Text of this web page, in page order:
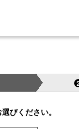
びください。